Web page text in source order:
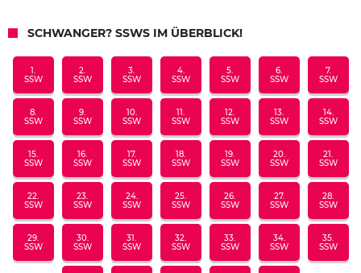
SCHWANGER? SSWS IM ÜBERBLICK!
1.
SSW
2.
SSW
3.
SSW
4.
SSW
5.
SSW
6.
SSW
7.
SSW
8.
SSW
9.
SSW
10.
SSW
11.
SSW
12.
SSW
13.
SSW
14.
SSW
15.
SSW
16.
SSW
17.
SSW
18.
SSW
19.
SSW
20.
SSW
21.
SSW
22.
SSW
23.
SSW
24.
SSW
25.
SSW
26.
SSW
27.
SSW
28.
SSW
29.
SSW
30.
SSW
31.
SSW
32.
SSW
33.
SSW
34.
SSW
35.
SSW